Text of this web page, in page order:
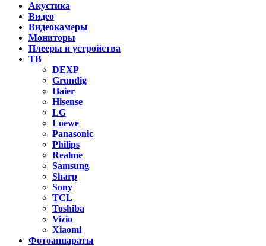
Акустика
Видео
Видеокамеры
Мониторы
Плееры и устройства
ТВ
DEXP
Grundig
Haier
Hisense
LG
Loewe
Panasonic
Philips
Realme
Samsung
Sharp
Sony
TCL
Toshiba
Vizio
Xiaomi
Фотоаппараты